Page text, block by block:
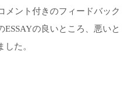
メント付きのフィードバック
の良いところ、悪いと
た。